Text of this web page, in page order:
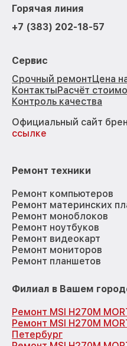
Горячая линия
+7 (383) 202-18-57
Сервис
Срочный ремонтЦена
КонтактыРасчёт
Контроль качества
Официальный сайт
ссылке
Ремонт техники
Ремонт компьютеров
Ремонт материнских
Ремонт моноблоков
Ремонт ноутбуков
Ремонт видеокарт
Ремонт мониторов
Ремонт планшетов
Филиал в Вашем
Ремонт MSI H270M
Ремонт MSI H270M
Петербург